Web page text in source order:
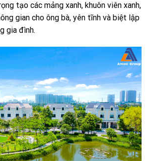
tạo các mảng xanh, khuôn viên xanh,
gian cho ông bà, yên tĩnh và biệt lập
gia đình.